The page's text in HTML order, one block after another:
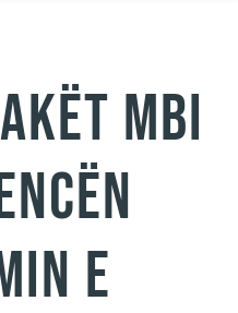
mbi
e